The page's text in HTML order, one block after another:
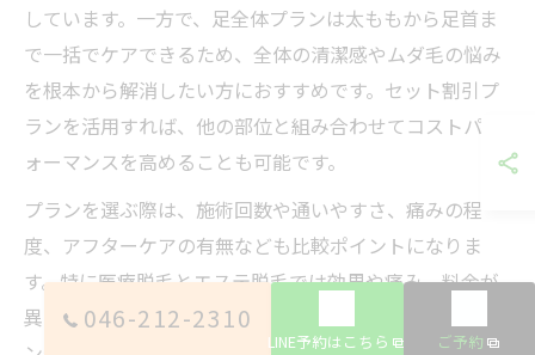
しています。一方で、足全体プランは太ももから足首ま
で一括でケアできるため、全体の清潔感やムダ毛の悩み
を根本から解消したい方におすすめです。セット割引プ
ランを活用すれば、他の部位と組み合わせてコストパフ
ォーマンスを高めることも可能です。
プランを選ぶ際は、施術回数や通いやすさ、痛みの程
度、アフターケアの有無なども比較ポイントになりま
す。特に医療脱毛とエステ脱毛では効果や痛み、料金が
異なるため、自身の希望やライフスタイルに合ったプラ
046-212-2310
LINE予約はこちら ご予約